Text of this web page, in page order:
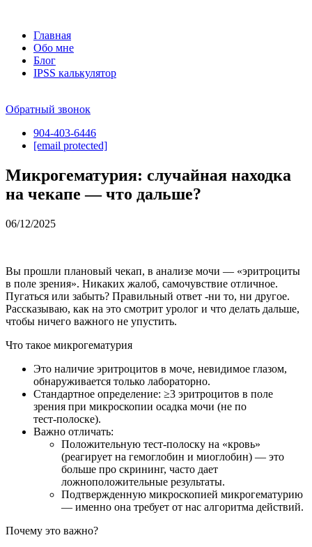
contentГлавная
Обо мне
Блог
IPSS калькулятор
Обратный звонок
904-403-6446
[email protected]
Микрогематурия: случайная находка
на чекапе — что дальше?
06/12/2025
Вы прошли плановый чекап, в анализе мочи — «эритроциты
в поле зрения». Никаких жалоб, самочувствие отличное.
Пугаться или забыть? Правильный ответ -ни то, ни другое.
Рассказываю, как на это смотрит уролог и что делать дальше,
чтобы ничего важного не упустить.
Что такое микрогематурия
Это наличие эритроцитов в моче, невидимое глазом,
обнаруживается только лабораторно.
Стандартное определение: ≥3 эритроцитов в поле
зрения при микроскопии осадка мочи (не по
тест‑полоске).
Важно отличать:
Положительную тест‑полоску на «кровь»
(реагирует на гемоглобин и миоглобин) — это
больше про скрининг, часто дает
ложноположительные результаты.
Подтвержденную микроскопией микрогематурию
— именно она требует от нас алгоритма действий.
Почему это важно?